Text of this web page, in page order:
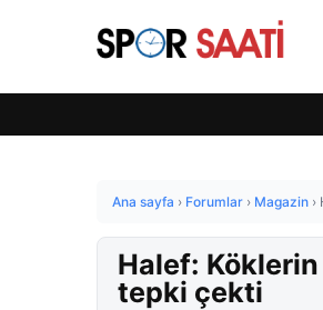
Ana sayfa › Forumlar › Magazin ›
Halef: Köklerin
tepki çekti